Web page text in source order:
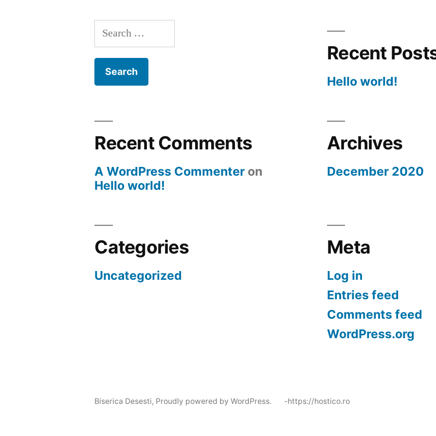
Search
for:
Recent
Hello world!
Recent Comments
A WordPress Commenter on
Hello world!
Archives
December 2020
Categories
Uncategorized
Meta
Log in
Entries feed
Comments feed
WordPress.org
Biserica Desesti, Proudly powered by WordPress. -https://hostico.ro